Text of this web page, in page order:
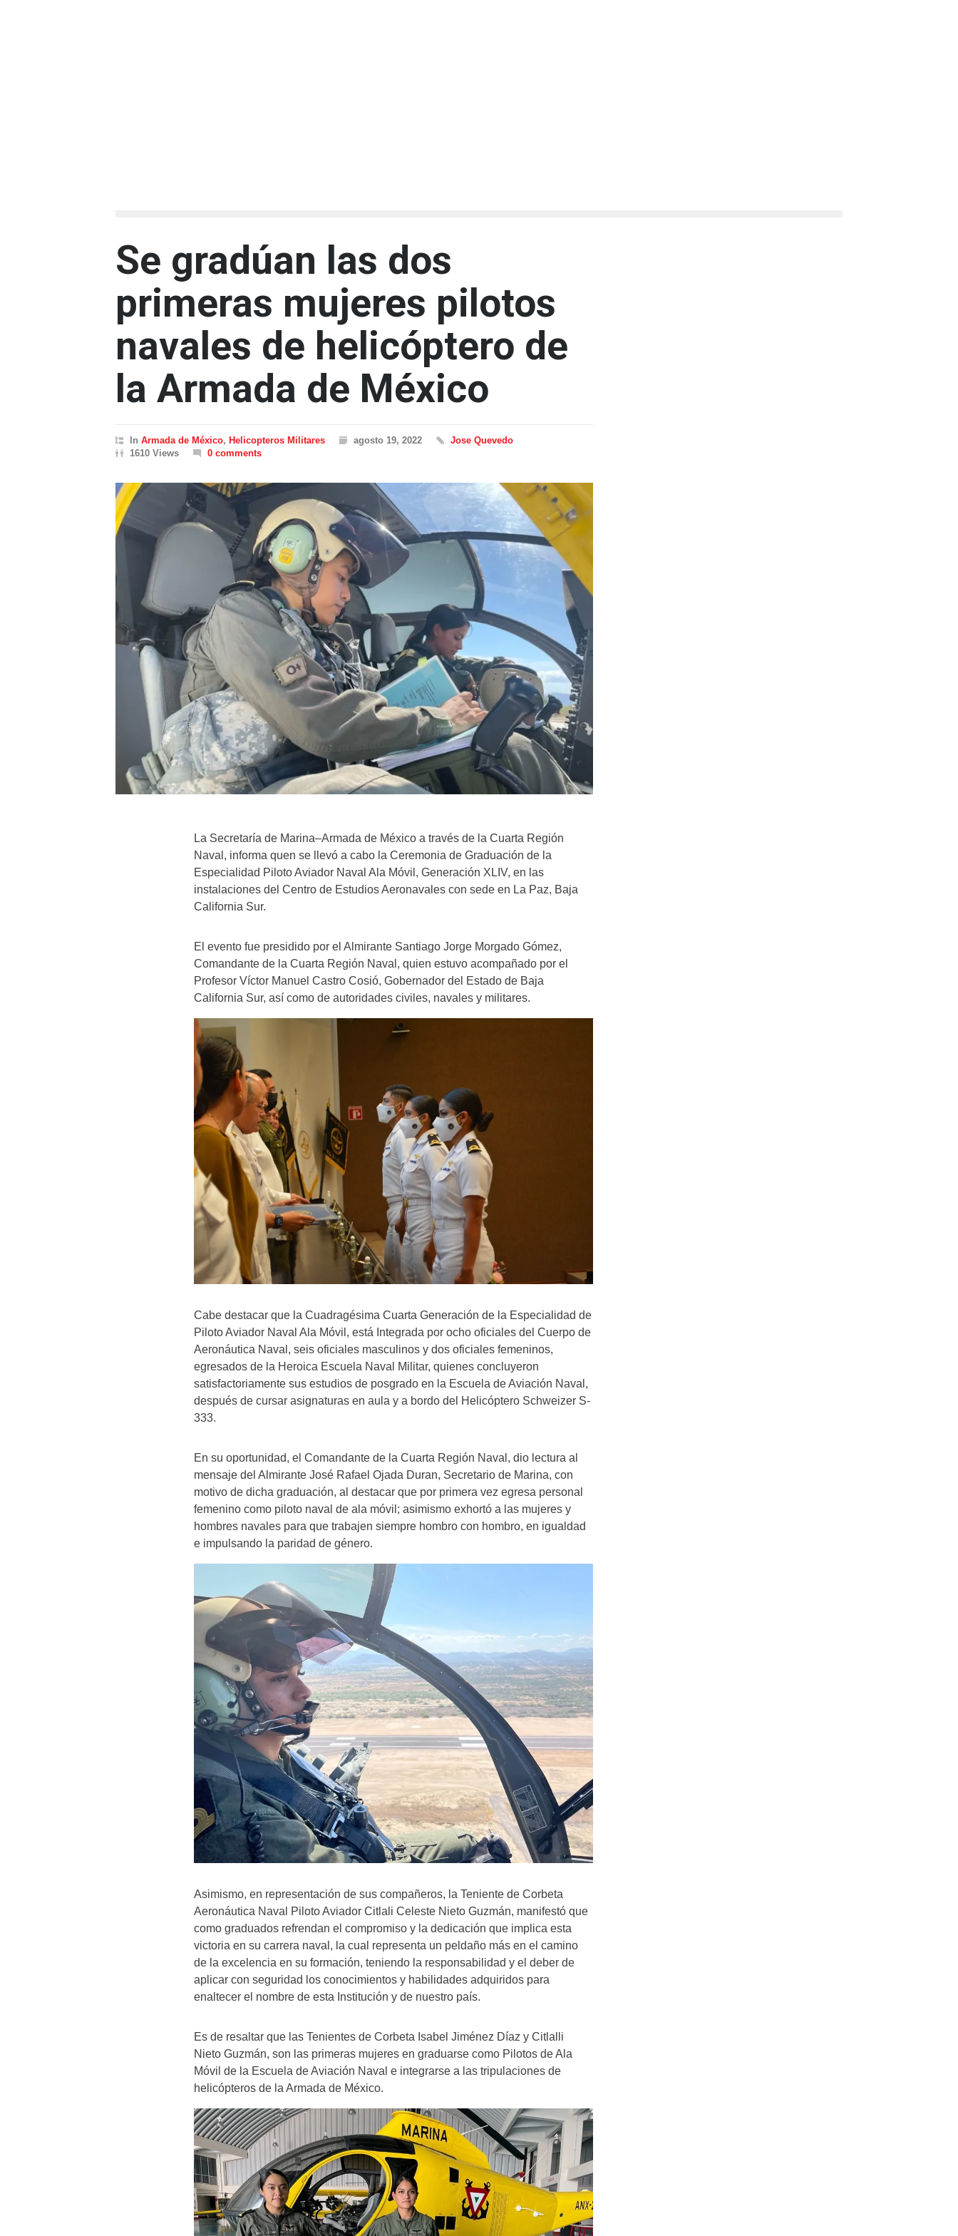
Se gradúan las dos
primeras mujeres pilotos
navales de helicóptero de
la Armada de México
In Armada de México, Helicopteros Militares agosto 19, 2022
Jose Quevedo
1610 Views
0 comments
La Secretaría de Marina–Armada de México a través de la Cuarta Región
Naval, informa quen se llevó a cabo la Ceremonia de Graduación de la
Especialidad Piloto Aviador Naval Ala Móvil, Generación XLIV, en las
instalaciones del Centro de Estudios Aeronavales con sede en La Paz, Baja
California Sur.
El evento fue presidido por el Almirante Santiago Jorge Morgado Gómez,
Comandante de la Cuarta Región Naval, quien estuvo acompañado por el
Profesor Víctor Manuel Castro Cosió, Gobernador del Estado de Baja
California Sur, así como de autoridades civiles, navales y militares.
Cabe destacar que la Cuadragésima Cuarta Generación de la Especialidad de
Piloto Aviador Naval Ala Móvil, está Integrada por ocho oficiales del Cuerpo de
Aeronáutica Naval, seis oficiales masculinos y dos oficiales femeninos,
egresados de la Heroica Escuela Naval Militar, quienes concluyeron
satisfactoriamente sus estudios de posgrado en la Escuela de Aviación Naval,
después de cursar asignaturas en aula y a bordo del Helicóptero Schweizer S-
333.
En su oportunidad, el Comandante de la Cuarta Región Naval, dio lectura al
mensaje del Almirante José Rafael Ojada Duran, Secretario de Marina, con
motivo de dicha graduación, al destacar que por primera vez egresa personal
femenino como piloto naval de ala móvil; asimismo exhortó a las mujeres y
hombres navales para que trabajen siempre hombro con hombro, en igualdad
e impulsando la paridad de género.
Asimismo, en representación de sus compañeros, la Teniente de Corbeta
Aeronáutica Naval Piloto Aviador Citlali Celeste Nieto Guzmán, manifestó que
como graduados refrendan el compromiso y la dedicación que implica esta
victoria en su carrera naval, la cual representa un peldaño más en el camino
de la excelencia en su formación, teniendo la responsabilidad y el deber de
aplicar con seguridad los conocimientos y habilidades adquiridos para
enaltecer el nombre de esta Institución y de nuestro país.
Es de resaltar que las Tenientes de Corbeta Isabel Jiménez Díaz y Citlalli
Nieto Guzmán, son las primeras mujeres en graduarse como Pilotos de Ala
Móvil de la Escuela de Aviación Naval e integrarse a las tripulaciones de
helicópteros de la Armada de México.